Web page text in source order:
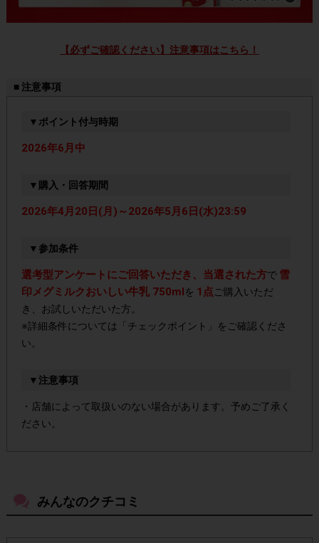
【必ずご確認ください】注意事項はこちら！
■ 注意事項
▼ポイント付与時期
2026年6月中
▼購入・回答期間
2026年4月20日(月)～2026年5月6日(水)23:59
▼参加条件
選考型アンケートにご回答いただき、当選された方で 雪
印メグミルクおいしい牛乳 750mlを 1点 ご購入いただ
き、お試しいただいた方。
※詳細条件については「チェックポイント」をご確認くださ
い。
▼注意事項
・店舗によって取扱いのない場合があります。予めご了承く
ださい。
・スマートフォン、携帯電話、タブレットPCにつきまし
みんなのクチコミ